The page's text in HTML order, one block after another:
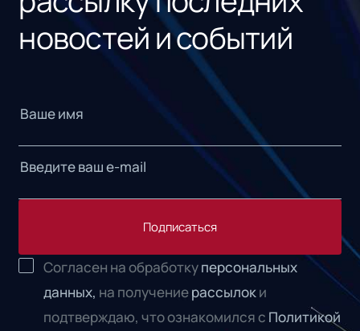
новостей и событий
Подписаться
Согласен на обработкуперсональных
данных, на получениерассылоки
подтверждаю, что ознакомился с Политикой